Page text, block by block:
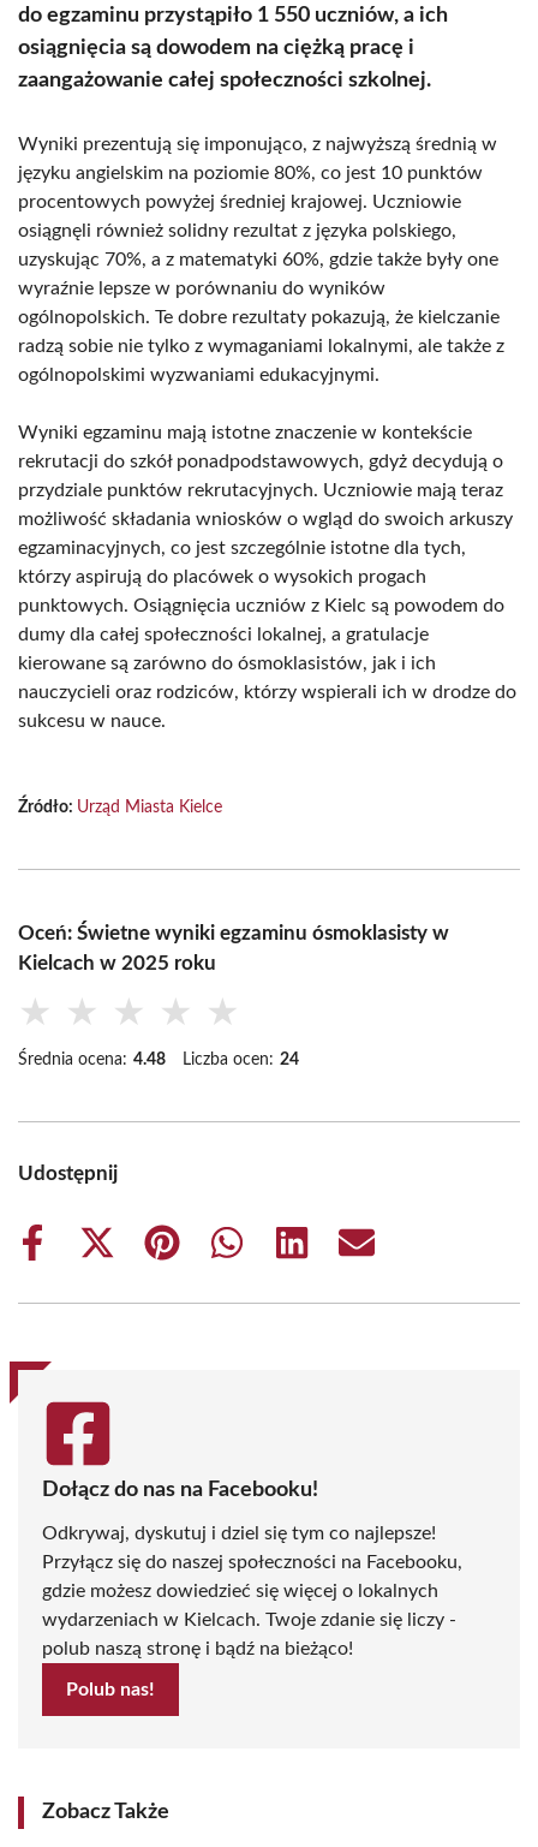
do egzaminu przystąpiło 1 550 uczniów, a ich
osiągnięcia są dowodem na ciężką pracę i
zaangażowanie całej społeczności szkolnej.
Wyniki prezentują się imponująco, z najwyższą średnią w
języku angielskim na poziomie 80%, co jest 10 punktów
procentowych powyżej średniej krajowej. Uczniowie
osiągnęli również solidny rezultat z języka polskiego,
uzyskując 70%, a z matematyki 60%, gdzie także były one
wyraźnie lepsze w porównaniu do wyników
ogólnopolskich. Te dobre rezultaty pokazują, że kielczanie
radzą sobie nie tylko z wymaganiami lokalnymi, ale także z
ogólnopolskimi wyzwaniami edukacyjnymi.
Wyniki egzaminu mają istotne znaczenie w kontekście
rekrutacji do szkół ponadpodstawowych, gdyż decydują o
przydziale punktów rekrutacyjnych. Uczniowie mają teraz
możliwość składania wniosków o wgląd do swoich arkuszy
egzaminacyjnych, co jest szczególnie istotne dla tych,
którzy aspirują do placówek o wysokich progach
punktowych. Osiągnięcia uczniów z Kielc są powodem do
dumy dla całej społeczności lokalnej, a gratulacje
kierowane są zarówno do ósmoklasistów, jak i ich
nauczycieli oraz rodziców, którzy wspierali ich w drodze do
sukcesu w nauce.
Źródło: Urząd Miasta Kielce
Oceń: Świetne wyniki egzaminu ósmoklasisty w
Kielcach w 2025 roku
★ ★ ★ ★ ★
Średnia ocena: 4.48 Liczba ocen: 24
Udostępnij
Share
Share
(Twitter)
Share
Share
Share
Share
Dołącz do nas na Facebooku!
Odkrywaj, dyskutuj i dziel się tym co najlepsze!
Przyłącz się do naszej społeczności na Facebooku,
gdzie możesz dowiedzieć się więcej o lokalnych
wydarzeniach w Kielcach. Twoje zdanie się liczy -
polub naszą stronę i bądź na bieżąco!
Polub nas!
Zobacz Także